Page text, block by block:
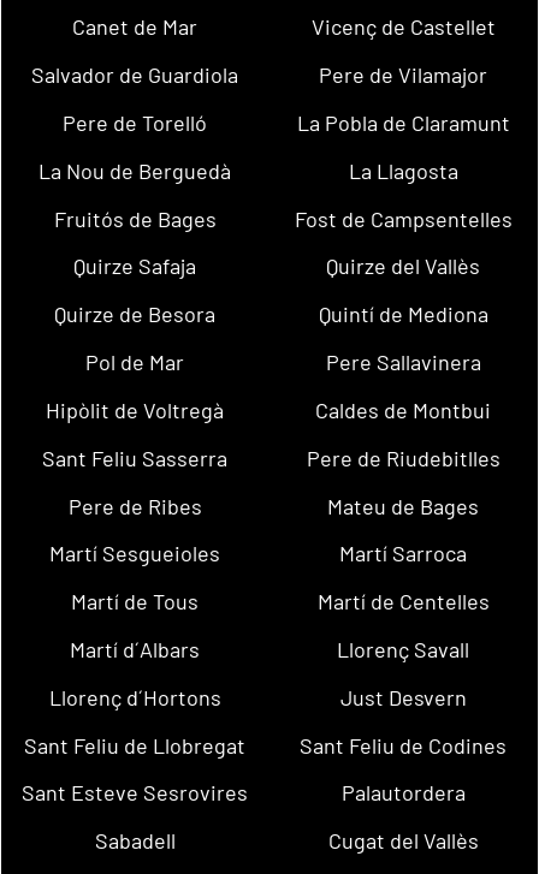
Canet de Mar
Vicenç de Castellet
Salvador de Guardiola
Pere de Vilamajor
Pere de Torelló
La Pobla de Claramunt
La Nou de Berguedà
La Llagosta
Fruitós de Bages
Fost de Campsentelles
Quirze Safaja
Quirze del Vallès
Quirze de Besora
Quintí de Mediona
Pol de Mar
Pere Sallavinera
Hipòlit de Voltregà
Caldes de Montbui
Sant Feliu Sasserra
Pere de Riudebitlles
Pere de Ribes
Mateu de Bages
Martí Sesgueioles
Martí Sarroca
Martí de Tous
Martí de Centelles
Martí d´Albars
Llorenç Savall
Llorenç d´Hortons
Just Desvern
Sant Feliu de Llobregat
Sant Feliu de Codines
Sant Esteve Sesrovires
Palautordera
Sabadell
Cugat del Vallès